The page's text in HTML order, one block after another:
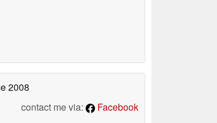
2008
contact me via:
Facebook